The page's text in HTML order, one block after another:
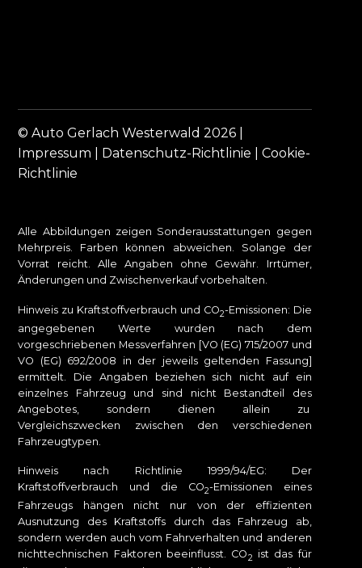
© Auto Gerlach Westerwald 2026 |
Impressum
Datenschutz-Richtlinie |Cookie-
Richtlinie
Alle Abbildungen zeigen Sonderausstattungen gegen
Mehrpreis. Farben können abweichen. Solange der
Vorrat reicht. Alle Angaben ohne Gewähr. Irrtümer,
Änderungen und Zwischenverkauf vorbehalten.
Hinweis zu Kraftstoffverbrauch und CO2-Emissionen: Die
angegebenen Werte wurden nach dem
vorgeschriebenen Messverfahren [VO (EG) 715/2007 und
VO (EG) 692/2008 in der jeweils geltenden Fassung]
ermittelt. Die Angaben beziehen sich nicht auf ein
einzelnes Fahrzeug und sind nicht Bestandteil des
Angebotes, sondern dienen allein zu
Vergleichszwecken zwischen den verschiedenen
Fahrzeugtypen.
Hinweis nach Richtlinie 1999/94/EG: Der
Kraftstoffverbrauch und die CO2-Emissionen eines
Fahrzeugs hängen nicht nur von der effizienten
Ausnutzung des Kraftstoffs durch das Fahrzeug ab,
sondern werden auch vom Fahrverhalten und anderen
nichttechnischen Faktoren beeinflusst. CO2
ist das für